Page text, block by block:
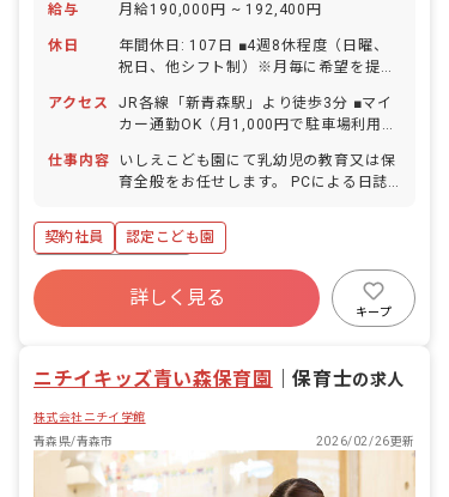
給与 月給190,000円 ~ 192,400円
休日
年間休日: 107日 ■4週8休程度（日曜、
祝日、他シフト制）※月毎に希望を提出
休暇（法定通り）※令和6年5月入職者年
度10日付与実績あり ■産前産後・育児休
暇（（産前8週産後8週／取得実績あり）
■介護・看護休暇（取得実績あり）
アクセス
JR各線「新青森駅」より徒歩3分 ■マイ
カー通勤OK（月1,000円で駐車場利用
仕事内容
いしえこども園にて乳幼児の教育又は保
育全般をお任せします。 PCによる日誌
契約社員
認定こども園
ボーナス・賞与あり
寮・住宅・家賃補助あり
社会保険完備
昇給昇進あり
産休育休制度
詳しく見る
キープ
ニチイキッズ青い森保育園 ｜保育士の求人
株式会社ニチイ学館
青森県/青森市
2026/02/26更新